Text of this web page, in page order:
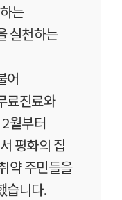
는
실천하는
어
료진료와
월부터
평화의 집
약 주민들을
습니다.